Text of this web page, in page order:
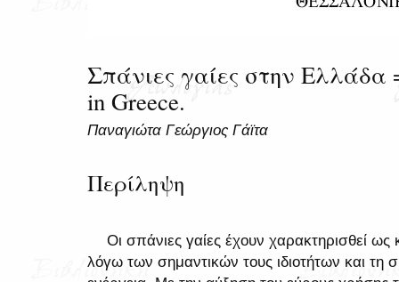
Σπάνιες γαίες στην Ελλάδα
in Greece.
Παναγιώτα Γεώργιος Γάϊτα
Περίληψη
Οι σπάνιες γαίες έχουν χαρακτηρισθεί ως
λόγω των σημαντικών τους ιδιοτήτων και τη